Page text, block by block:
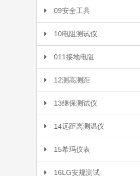
09安全工具
10电阻测试仪
011接地电阻
12测高测距
13继保测试仪
14远距离测温仪
15希玛仪表
16LG安规测试